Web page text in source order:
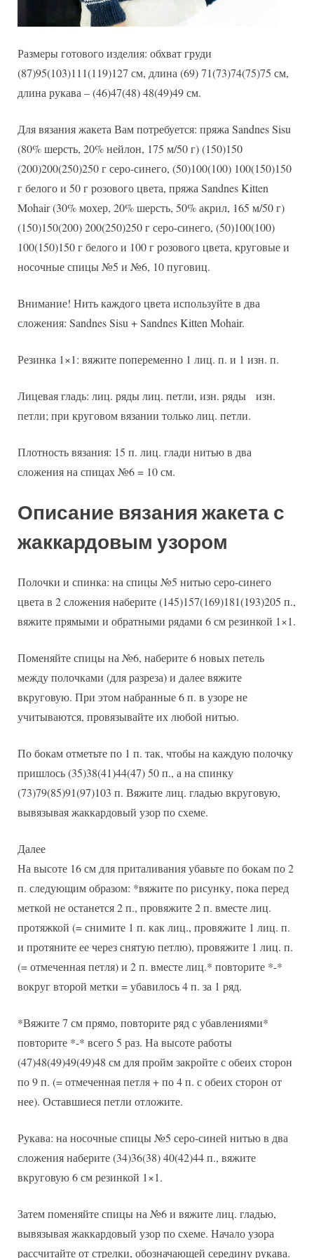
Размеры готового изделия: обхват груди
(87)95(103)111(119)127 см, длина (69) 71(73)74(75)75 см,
длина рукава – (46)47(48) 48(49)49 см.
Для вязания жакета Вам потребуется: пряжа Sandnes Sisu
(80% шерсть, 20% нейлон, 175 м/50 г) (150)150
(200)200(250)250 г серо-синего, (50)100(100) 100(150)150
г белого и 50 г розового цвета, пряжа Sandnes Kitten
Mohair (30% мохер, 20% шерсть, 50% акрил, 165 м/50 г)
(150)150(200) 200(250)250 г серо-синего, (50)100(100)
100(150)150 г белого и 100 г розового цвета, круговые и
носочные спицы №5 и №6, 10 пуговиц.
Внимание! Нить каждого цвета используйте в два
сложения: Sandnes Sisu + Sandnes Kitten Mohair.
Резинка 1×1: вяжите попеременно 1 лиц. п. и 1 изн. п.
Лицевая гладь: лиц. ряды лиц. петли, изн. ряды изн.
петли; при круговом вязании только лиц. петли.
Плотность вязания: 15 п. лиц. глади нитью в два
сложения на спицах №6 = 10 см.
Описание вязания жакета с
жаккардовым узором
Полочки и спинка: на спицы №5 нитью серо-синего
цвета в 2 сложения наберите (145)157(169)181(193)205 п.,
вяжите прямыми и обратными рядами 6 см резинкой 1×1.
Поменяйте спицы на №6, наберите 6 новых петель
между полочками (для разреза) и далее вяжите
вкруговую. При этом набранные 6 п. в узоре не
учитываются, провязывайте их любой нитью.
По бокам отметьте по 1 п. так, чтобы на каждую полочку
пришлось (35)38(41)44(47) 50 п., а на спинку
(73)79(85)91(97)103 п. Вяжите лиц. гладью вкруговую,
вывязывая жаккардовый узор по схеме.
Далее
На высоте 16 см для приталивания убавьте по бокам по 2
п. следующим образом: *вяжите по рисунку, пока перед
меткой не останется 2 п., провяжите 2 п. вместе лиц.
протяжкой (= снимите 1 п. как лиц., провяжите 1 лиц. п.
и протяните ее через снятую петлю), провяжите 1 лиц. п.
(= отмеченная петля) и 2 п. вместе лиц.* повторите *-*
вокруг второй метки = убавилось 4 п. за 1 ряд.
*Вяжите 7 см прямо, повторите ряд с убавлениями*
повторите *-* всего 5 раз. На высоте работы
(47)48(49)49(49)48 см для пройм закройте с обеих сторон
по 9 п. (= отмеченная петля + по 4 п. с обеих сторон от
нее). Оставшиеся петли отложите.
Рукава: на носочные спицы №5 серо-синей нитью в два
сложения наберите (34)36(38) 40(42)44 п., вяжите
вкруговую 6 см резинкой 1×1.
Затем поменяйте спицы на №6 и вяжите лиц. гладью,
вывязывая жаккардовый узор по схеме. Начало узора
рассчитайте от стрелки, обозначающей середину рукава.